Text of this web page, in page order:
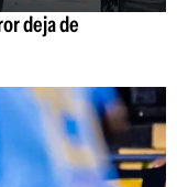
deja de